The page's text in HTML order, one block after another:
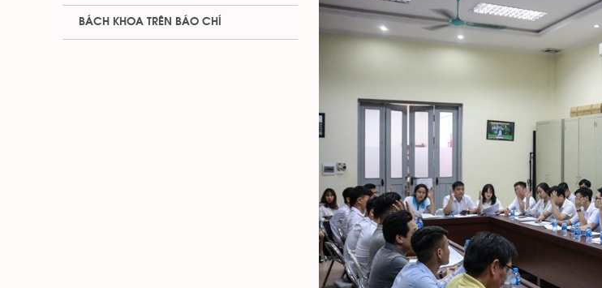
BÁCH KHOA TRÊN BÁO CHÍ